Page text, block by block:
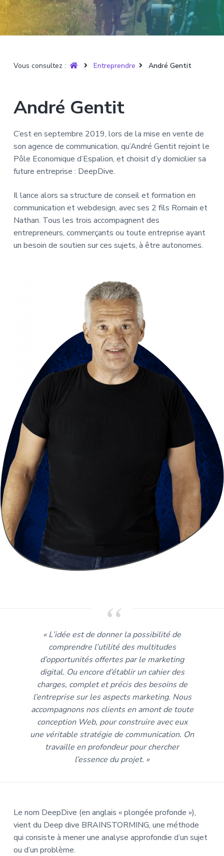
t
i
p
r
a
g
T
r
u
y
è
Vous consultez : Entreprendre André Gentit
André Gentit
C’est en septembre 2019, lors de la mise en vente de
son agence de communication, qu’André Gentit rejoint le
Pôle Economique d’Espalion, et choisit d’y domicilier sa
future entreprise : DeepDive.
Il lance alors sa structure de conseil et formation en
communication et webdesign, avec ses 2 fils Romain et
Nathan. Tous les trois accompagnent des
entrepreneurs, commerçants ou toute entreprise ayant
un besoin de soutien sur ces sujets, à être autonomes.
« L’idée est de donner la possibilité de
comprendre l’utilité des multitudes
d’opportunités offertes par le marketing
digital. Ou encore d’établir un cahier des
charges, complet et précis des besoins de
l’entreprise sur les aspects marketing. Nous
accompagnons nos clients en amont de toute
conception Web, pour construire avec eux
une véritable stratégie de communication. On
travaille en profondeur pour chercher
l’essence du projet. »
Le nom DeepDive (en anglais « plongée profonde »),
vient du Deep dive BRAINSTORMING, une méthode
qui consiste à mener une analyse approfondie d’un sujet
ou d’un problème.